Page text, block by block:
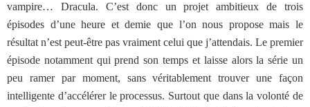
vampire… Dracula. C’est donc un projet ambitieux de trois
épisodes d’une heure et demie que l’on nous propose mais le
résultat n’est peut-être pas vraiment celui que j’attendais. Le premier
épisode notamment qui prend son temps et laisse alors la série un
peu ramer par moment, sans véritablement trouver une façon
intelligente d’accélérer le processus. Surtout que dans la volonté de